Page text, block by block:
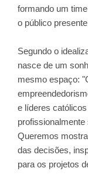
formando um
o público
Segundo o
nasce de um
mesmo espaço:
e líderes
Queremos
das decisões,
para os projetos